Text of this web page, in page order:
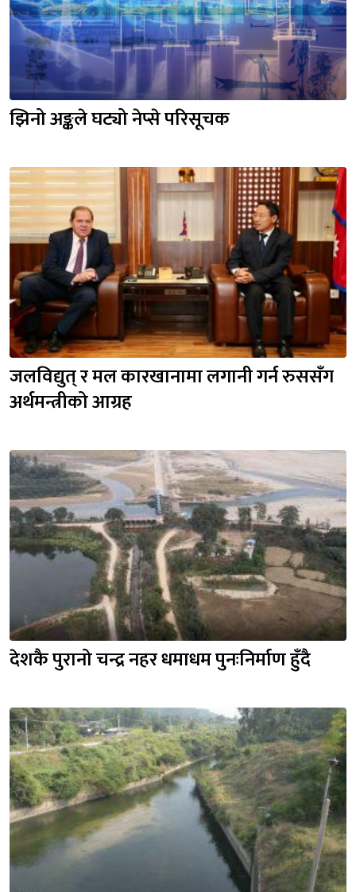
झिनो अङ्कले घट्यो नेप्से परिसूचक
जलविद्युत् र मल कारखानामा लगानी गर्न रुससँग
अर्थमन्त्रीको आग्रह
देशकै पुरानो चन्द्र नहर धमाधम पुनःनिर्माण हुँदै